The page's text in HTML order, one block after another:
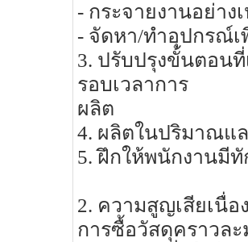
- กระจายงานอย่าง
- จัดหา/ทำอุปกรณ์เ
3. ปรับปรุงขั้นตอนที่
รอบเวลาการ
ผลิต
4. ผลิตในปริมาณแ
5. ฝึกให้พนักงานมี
2. ความสูญเสียเนื่อ
การซื้อวัสดุคราวล